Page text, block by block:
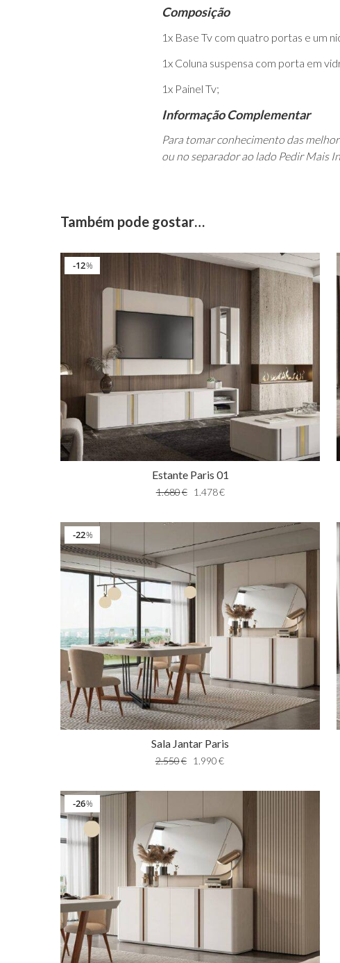
Composição
1x Base Tv com quatro portas e um
1x Coluna suspensa com porta em
1x Painel Tv;
Informação Complementar
Para tomar conhecimento das
ou no separador ao lado Pedir Mais
Também pode gostar…
%
12
Estante Paris 01
1.680€ 1.478€
%
22
Sala Jantar Paris
2.550€ 1.990€
%
26